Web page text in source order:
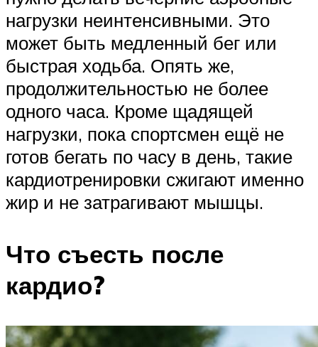
нагрузки неинтенсивными. Это
может быть медленный бег или
быстрая ходьба. Опять же,
продолжительностью не более
одного часа. Кроме щадящей
нагрузки, пока спортсмен ещё не
готов бегать по часу в день, такие
кардиотренировки сжигают именно
жир и не затрагивают мышцы.
Что съесть после
кардио?